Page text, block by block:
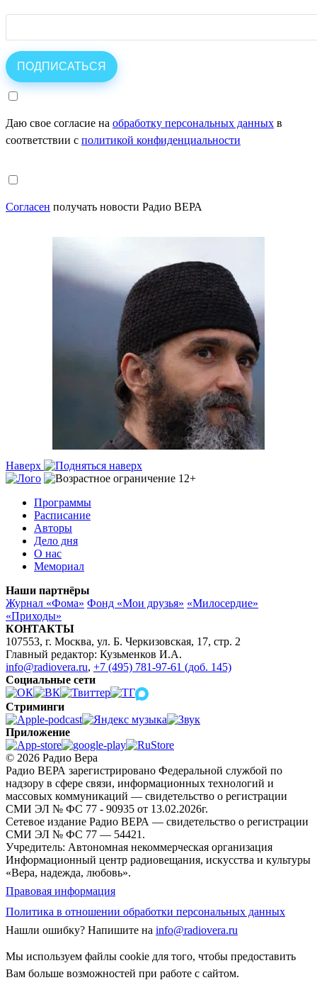
Даю свое согласие на обработку персональных данных в
соответствии с политикой конфиденциальности
Согласен получать новости Радио ВЕРА
Наверх
Программы
Расписание
Авторы
Дело дня
О нас
Мемориал
Наши партнёры
Журнал «Фома» Фонд «Мои друзья» «Милосердие»
«Приходы»
КОНТАКТЫ
107553, г. Москва, ул. Б. Черкизовская, 17, стр. 2
Главный редактор: Кузьменков И.А.
info@radiovera.ru, +7 (495) 781-97-61 (доб. 145)
Социальные сети
Стриминги
Приложение
© 2026 Радио Вера
Радио ВЕРА зарегистрировано Федеральной службой по
надзору в сфере связи, информационных технологий и
массовых коммуникаций — свидетельство о регистрации
СМИ ЭЛ № ФС 77 - 90935 от 13.02.2026г.
Сетевое издание Радио ВЕРА — свидетельство о регистрации
СМИ ЭЛ № ФС 77 — 54421.
Учредитель: Автономная некоммерческая организация
Информационный центр радиовещания, искусства и культуры
«Вера, надежда, любовь».
Правовая информация
Политика в отношении обработки персональных данных
Нашли ошибку? Напишите на info@radiovera.ru
Мы используем файлы cookie для того, чтобы предоставить
Вам больше возможностей при работе с сайтом.